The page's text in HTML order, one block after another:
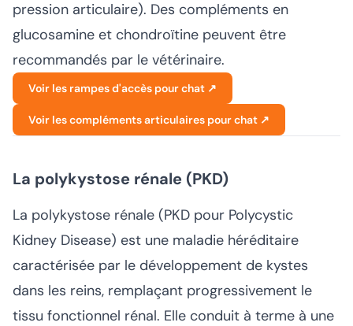
pression articulaire). Des compléments en
glucosamine et chondroïtine peuvent être
recommandés par le vétérinaire.
Voir les rampes d'accès pour chat ↗
Voir les compléments articulaires pour chat ↗
La polykystose rénale (PKD)
La polykystose rénale (PKD pour Polycystic
Kidney Disease) est une maladie héréditaire
caractérisée par le développement de kystes
dans les reins, remplaçant progressivement le
tissu fonctionnel rénal. Elle conduit à terme à une